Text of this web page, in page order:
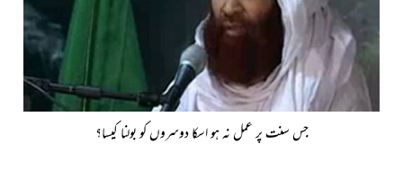
جس سنت پر عمل نہ ہو اسکا دوسروں کو بولنا کیسا؟